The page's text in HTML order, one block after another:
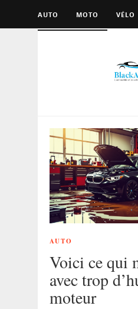
AUTO MOTO VÉLO
AUTO
Voici ce qui
avec trop
moteur